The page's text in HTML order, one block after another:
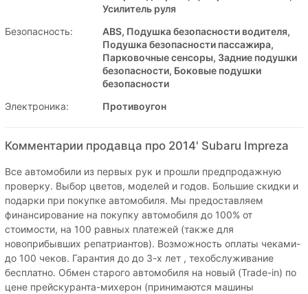
Усилитель руля
Безопасность:
ABS, Подушка безопасности водителя,
Подушка безопасности пассажира,
Парковочные сенсоры, Задние подушки
безопасности, Боковые подушки
безопасности
Электроника:
Противоугон
Комментарии продавца про 2014' Subaru Impreza
Все автомобили из первых рук и прошли предпродажную
проверку. Выбор цветов, моделей и годов. Большие скидки и
подарки при покупке автомобиля. Мы предоставляем
финансирование на покупку автомобиля до 100% от
стоимости, на 100 равных платежей (также для
новоприбывших репатриантов). Возможность оплаты чеками-
до 100 чеков. Гарантия до до 3-х лет , техобслуживание
бесплатно. Обмен старого автомобиля на новый (Trade-in) по
цене прейскуранта-михерон (принимаются машины